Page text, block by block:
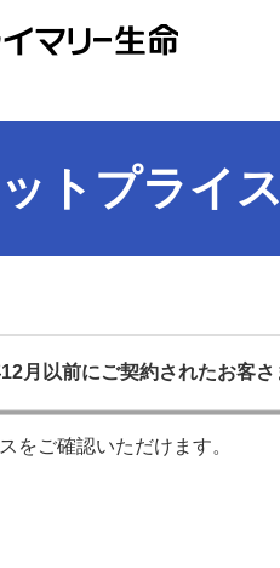
トプライス
をご確認いただけます。